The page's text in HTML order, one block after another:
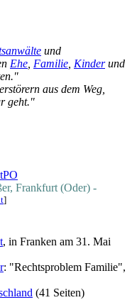
und
Ehe Familie Kinderund
aus dem Weg,
geht."
Frankfurt (Oder) -
]
, in Franken am 31. Mai
: "Rechtsproblem Familie",
(41 Seiten)